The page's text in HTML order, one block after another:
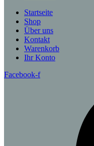
Startseite
Shop
Über uns
Kontakt
Warenkorb
Ihr Konto
Facebook-f